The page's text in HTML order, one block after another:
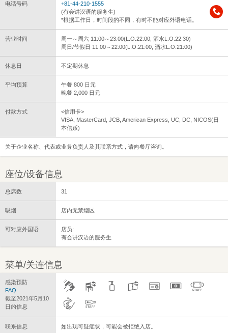
电话号码
+81-44-210-1555
(有会讲汉语的服务生)
*根据工作日，时间段的不同，有时不能对应外语电话。
营业时间
周一～周六 11:00～23:00(L.O.22:00, 酒水L.O.22:30)
周日/节假日 11:00～22:00(L.O.21:00, 酒水L.O.21:00)
休息日 不定期休息
平均预算
午餐 800 日元
晚餐 2,000 日元
付款方式
<信用卡>
VISA, MasterCard, JCB, American Express, UC, DC, NICOS(日
本信贩)
关于企业名称、代表或业务负责人及其联系方式，请向餐厅咨询。
座位/设备信息
总席数 31
吸烟 店内无禁烟区
可对应外国语
店员:
有会讲汉语的服务生
菜单/关连信息
感染预防
FAQ
截至2021年5月10
日的信息
联系信息 如出现可疑症状，可能会被拒绝入店。